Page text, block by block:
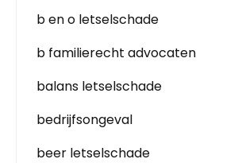
b en o letselschade
b familierecht advocaten
balans letselschade
bedrijfsongeval
beer letselschade